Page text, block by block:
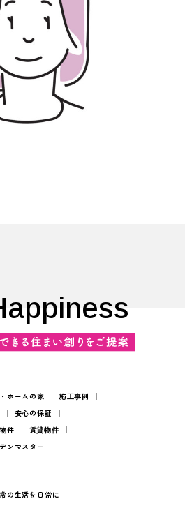
ホームの家
施工事例
安心の保証
件
賃貸物件
ンマスター
の生活を日常に